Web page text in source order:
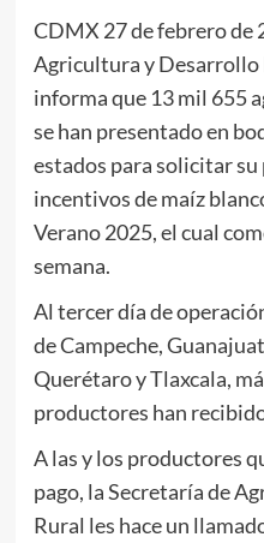
CDMX 27 de febrero de
Agricultura y
informa que 13 mil 655
se han presentado en
estados para solicitar
incentivos de maíz
Verano 2025, el cual
semana.
Al tercer día de
de Campeche,
Querétaro y Tlaxcala,
productores han
A las y los productores
pago, la Secretaría de
Rural les hace un